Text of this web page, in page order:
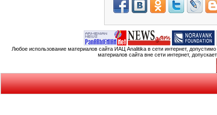
Любое использование материалов сайта ИАЦ Analitika в сети интернет,
материалов сайта вне сети интернет,